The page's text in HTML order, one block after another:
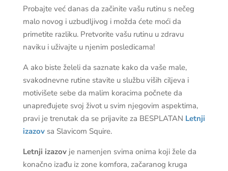
Probajte već danas da začinite vašu rutinu s nečeg
malo novog i uzbudljivog i možda ćete moći da
primetite razliku. Pretvorite vašu rutinu u zdravu
naviku i uživajte u njenim posledicama!
A ako biste želeli da saznate kako da vaše male,
svakodnevne rutine stavite u službu viših ciljeva i
motivišete sebe da malim koracima počnete da
unapređujete svoj život u svim njegovim aspektima,
pravi je trenutak da se prijavite za BESPLATAN Letnji
izazovsa Slavicom Squire.
Letnji izazovje namenjen svima onima koji žele da
konačno izađu iz zone komfora, začaranog kruga